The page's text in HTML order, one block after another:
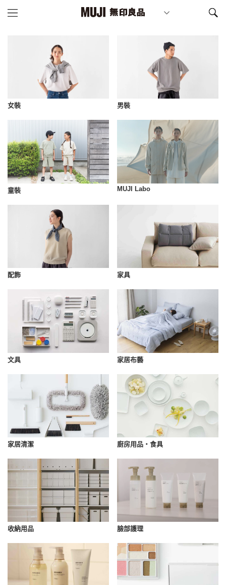
女裝 男裝
童裝 MUJI Labo
配飾 家具
文具 家居布藝
家居清潔 廚房用品・食具
收納用品 臉部護理